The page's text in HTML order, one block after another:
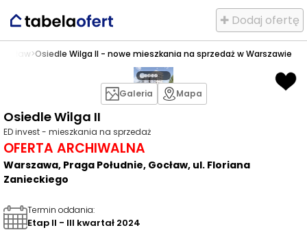
✚ Dodaj ofertę
>Osiedle Wilga II - nowe mieszkania na sprzedaż w Warszawie
Osiedle Wilga II
ED invest - mieszkania na sprzedaż
OFERTA ARCHIWALNA
Warszawa, Praga Południe, Gocław, ul. Floriana
Zanieckiego
Galeria Mapa
Termin oddania:
Etap II - III kwartał 2024